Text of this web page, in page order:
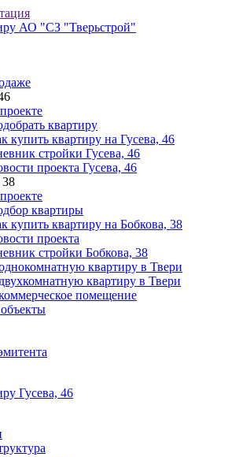
АО "СЗ "Тверьстрой"
квартиру
купить квартиру на Гусева, 46
стройки Гусева, 46
проекта Гусева, 46
38
квартиры
купить квартиру на Бобкова, 38
проекта
стройки Бобкова, 38
квартиру в Твери
квартиру в Твери
помещение
Гусева, 46